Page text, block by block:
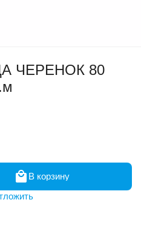
ЧЕРЕНОК 80
В корзину